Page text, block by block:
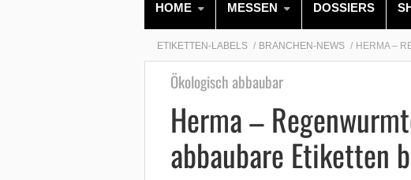
HOME MESSEN DOSSIERS
ETIKETTEN-LABELS BRANCHEN-NEWS HERMA –
Ökologisch abbaubar
Herma –
abbaubare Etiketten